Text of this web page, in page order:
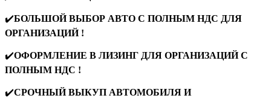
✔️БОЛЬШОЙ ВЫБОР АВТО С ПОЛНЫМ НДС ДЛЯ
ОРГАНИЗАЦИЙ !
✔️ОФОРМЛЕНИЕ В ЛИЗИНГ ДЛЯ ОРГАНИЗАЦИЙ С
ПОЛНЫМ НДС !
✔️СРОЧНЫЙ ВЫКУП АВТОМОБИЛЯ И